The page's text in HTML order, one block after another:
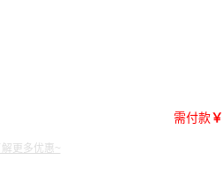
需付款￥
解更多优惠~